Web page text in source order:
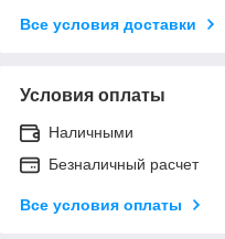
Все условия доставки
Условия оплаты
Наличными
Безналичный расчет
Все условия оплаты